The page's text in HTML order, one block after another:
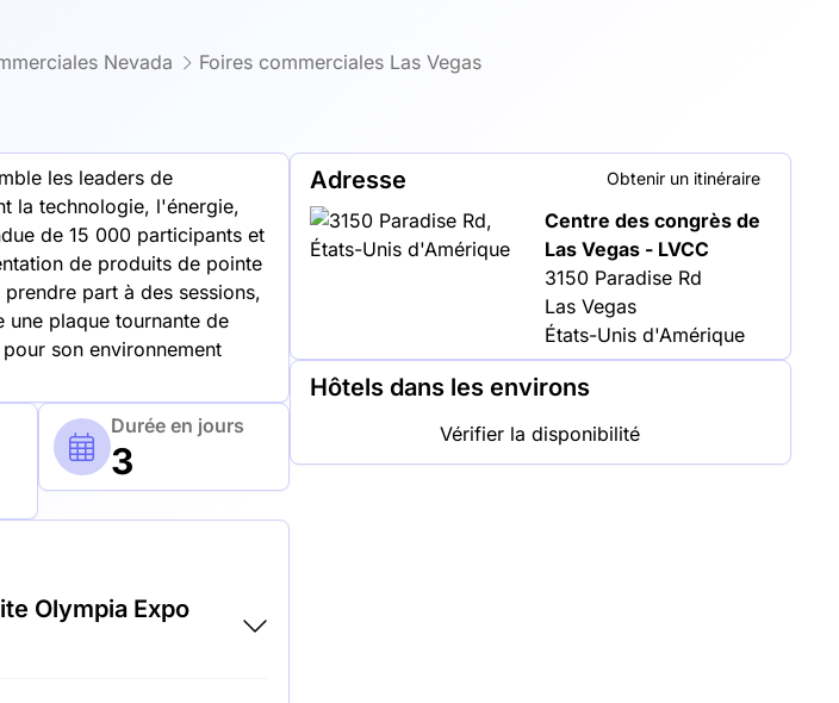
Nevada Foires commerciales Las Vegas
les leaders de
la technologie, l'énergie,
de 15 000 participants et
de produits de pointe
part à des sessions,
une plaque tournante de
son environnement
Durée en jours
3
Olympia Expo
Obtenir un itinéraire
Adresse
Centre des congrès de
Las Vegas - LVCC
3150 Paradise Rd
Las Vegas
États-Unis d'Amérique
Hôtels dans les environs
Vérifier la disponibilité